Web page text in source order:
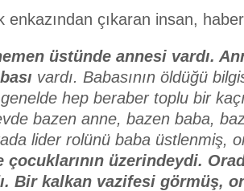
enkazından çıkaran insan,
üstünde annesi vardı.
vardı. Babasının öldüğü
hep beraber toplu bir
bazen anne, bazen baba,
lider rolünü baba üstlenmiş,
çocuklarının üzerindeydi.
Bir kalkan vazifesi görmüş,